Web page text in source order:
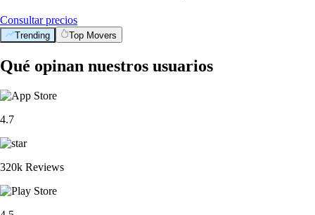
Consultar precios
Trending Top Movers
Qué opinan nuestros usuarios
4.7
320k Reviews